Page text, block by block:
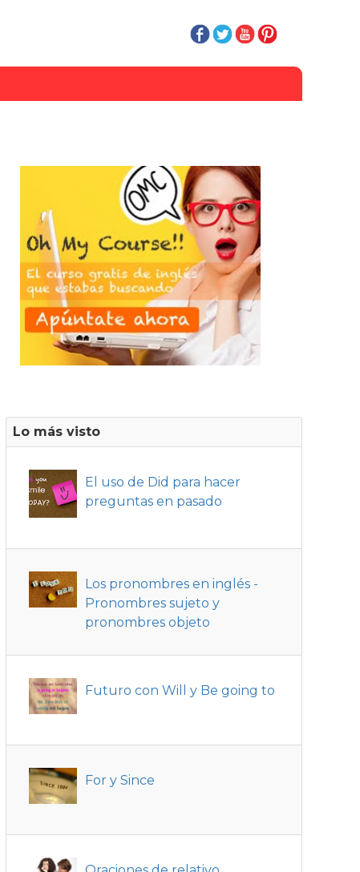
Lo más visto
El uso de Did para hacer
preguntas en pasado
Los pronombres en inglés -
Pronombres sujeto y
pronombres objeto
Futuro con Will y Be going to
For y Since